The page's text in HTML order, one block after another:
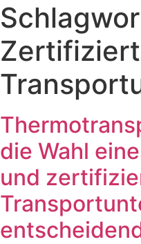
die Wahl
und